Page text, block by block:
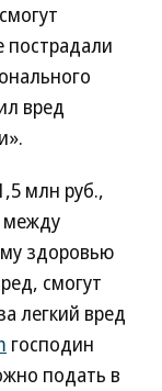
пострадали
вред
млн руб.,
между
здоровью
смогут
легкий вред
господин
подать в